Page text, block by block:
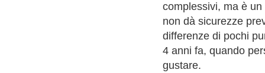
complessivi, ma è
non dà sicurezze
differenze di pochi
4 anni fa, quando
gustare.